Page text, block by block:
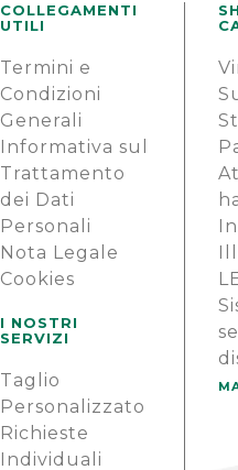
COLLEGAMENTI
UTILI
Termini e
Condizioni
Generali
Informativa sul
Trattamento
dei Dati
Personali
Nota Legale
Cookies
I NOSTRI
SERVIZI
Taglio
Personalizzato
Richieste
Individuali